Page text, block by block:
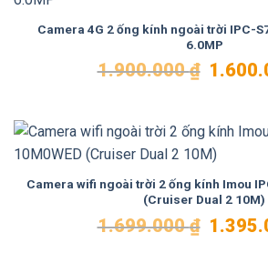
Camera 4G 2 ống kính ngoài trời IPC-
6.0MP
1.900.000₫
Giá
Camera wifi ngoài trời 2 ống kính Imou
(Cruiser Dual 2 10M)
1.699.000₫
Giá